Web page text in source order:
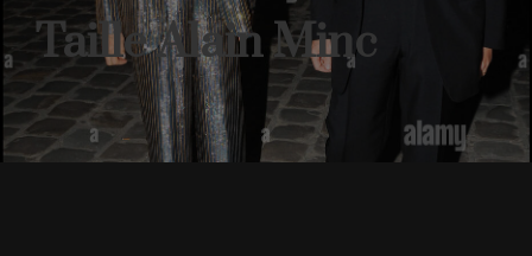
Taille Alain Minc